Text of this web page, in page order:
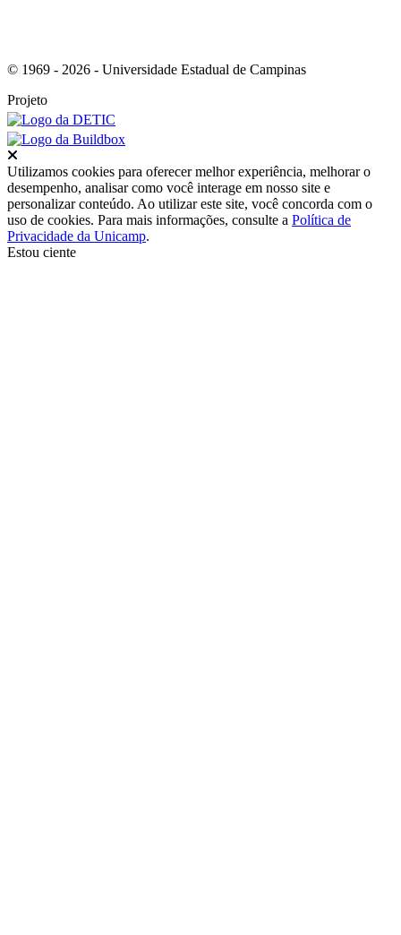
© 1969 - 2026 - Universidade Estadual de Campinas
Projeto
Utilizamos cookies para oferecer melhor experiência, melhorar o
desempenho, analisar como você interage em nosso site e
personalizar conteúdo. Ao utilizar este site, você concorda com o
uso de cookies. Para mais informações, consulte a Política de
Privacidade da Unicamp.
Estou ciente